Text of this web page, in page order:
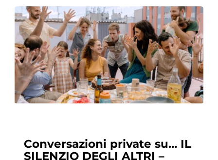
Conversazioni private su… IL
SILENZIO DEGLI ALTRI –